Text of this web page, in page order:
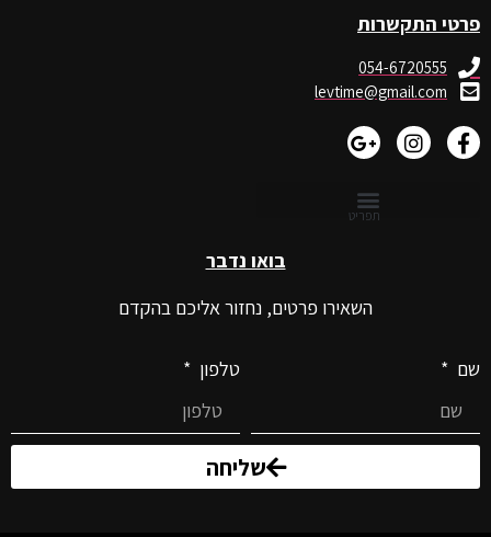
פרטי התקשרות
054-6720555
levtime@gmail.com
בואו נדבר
השאירו פרטים, נחזור אליכם בהקדם
שם טלפון
שליחה